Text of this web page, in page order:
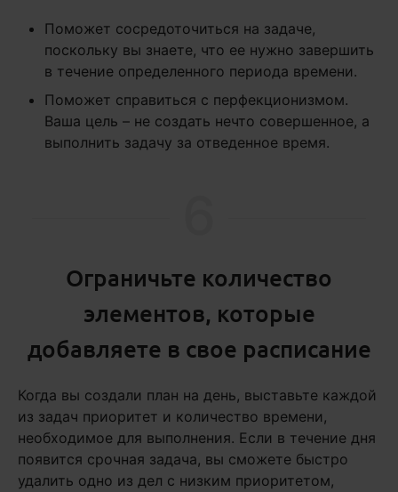
Поможет сосредоточиться на задаче,
поскольку вы знаете, что ее нужно завершить
в течение определенного периода времени.
Поможет справиться с перфекционизмом.
Ваша цель – не создать нечто совершенное, а
выполнить задачу за отведенное время.
Ограничьте количество
элементов, которые
добавляете в свое расписание
Когда вы создали план на день, выставьте каждой
из задач приоритет и количество времени,
необходимое для выполнения. Если в течение дня
появится срочная задача, вы сможете быстро
удалить одно из дел с низким приоритетом,